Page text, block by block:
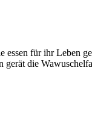
für ihr Leben
die